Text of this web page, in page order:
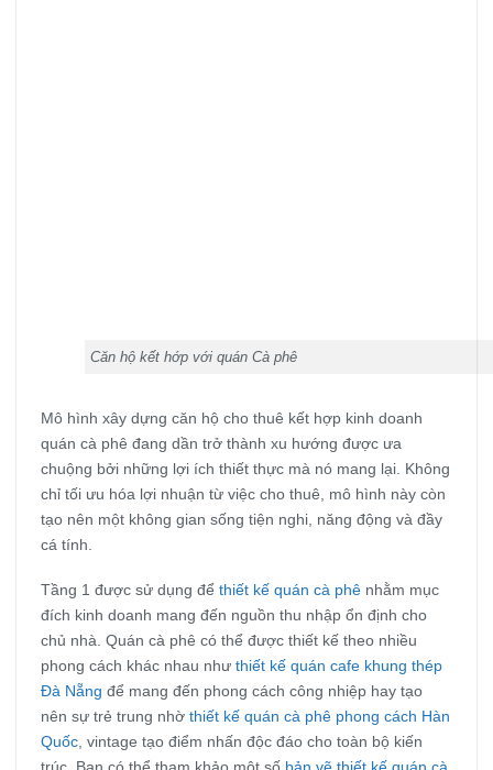
Căn hộ kết hớp với quán Cà phê
Mô hình xây dựng căn hộ cho thuê kết hợp kinh doanh
quán cà phê đang dần trở thành xu hướng được ưa
chuộng bởi những lợi ích thiết thực mà nó mang lại. Không
chỉ tối ưu hóa lợi nhuận từ việc cho thuê, mô hình này còn
tạo nên một không gian sống tiện nghi, năng động và đầy
cá tính.
Tầng 1 được sử dụng để thiết kế quán cà phê nhằm mục
đích kinh doanh mang đến nguồn thu nhập ổn định cho
chủ nhà. Quán cà phê có thể được thiết kế theo nhiều
phong cách khác nhau như thiết kế quán cafe khung thép
Đà Nẵng để mang đến phong cách công nhiệp hay tạo
nên sựtrẻ trung nhờ thiết kế quán cà phê phong cách Hàn
Quốc, vintage tạo điểm nhấn độc đáo cho toàn bộ kiến